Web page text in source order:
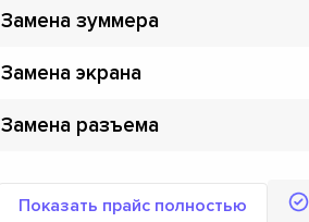
Замена зуммера
Замена экрана
Замена разъема
Показать прайс полностью